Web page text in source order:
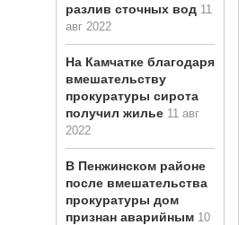
разлив сточных вод 11
авг 2022
На Камчатке благодаря
вмешательству
прокуратуры сирота
получил жилье 11 авг
2022
В Пенжинском районе
после вмешательства
прокуратуры дом
признан аварийным 10